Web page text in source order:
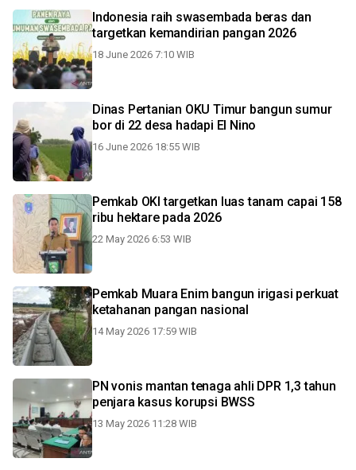
Indonesia raih swasembada beras dan
targetkan kemandirian pangan 2026
18 June 2026 7:10 WIB
Dinas Pertanian OKU Timur bangun sumur
bor di 22 desa hadapi El Nino
16 June 2026 18:55 WIB
Pemkab OKI targetkan luas tanam capai 158
ribu hektare pada 2026
22 May 2026 6:53 WIB
Pemkab Muara Enim bangun irigasi perkuat
ketahanan pangan nasional
14 May 2026 17:59 WIB
PN vonis mantan tenaga ahli DPR 1,3 tahun
penjara kasus korupsi BWSS
13 May 2026 11:28 WIB